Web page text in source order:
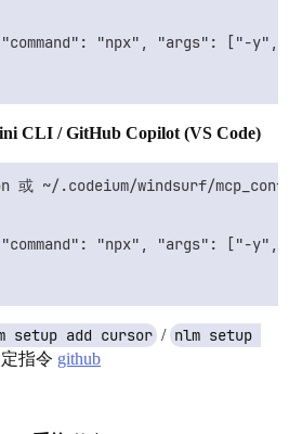
"npx", "args": ["-y",
CLI / GitHub Copilot (VS Code)
或 ~/.codeium/windsurf/
"npx", "args": ["-y",
setup add cursor / nlm setup
指令 github